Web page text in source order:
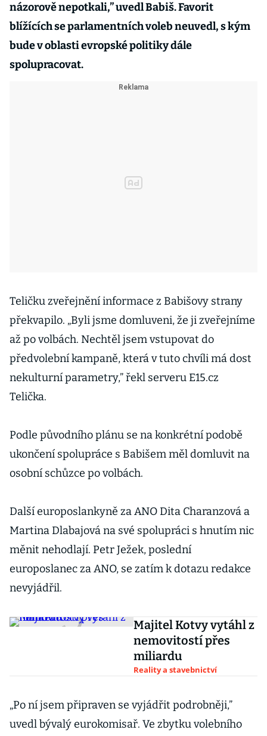
názorově nepotkali,” uvedl Babiš. Favorit
blížících se parlamentních voleb neuvedl, s kým
bude v oblasti evropské politiky dále
spolupracovat.
Teličku zveřejnění informace z Babišovy strany
překvapilo. „Byli jsme domluveni, že ji zveřejníme
až po volbách. Nechtěl jsem vstupovat do
předvolební kampaně, která v tuto chvíli má dost
nekulturní parametry,” řekl serveru E15.cz
Telička.
Podle původního plánu se na konkrétní podobě
ukončení spolupráce s Babišem měl domluvit na
osobní schůzce po volbách.
Další europoslankyně za ANO Dita Charanzová a
Martina Dlabajová na své spolupráci s hnutím nic
měnit nehodlají. Petr Ježek, poslední
europoslanec za ANO, se zatím k dotazu redakce
nevyjádřil.
Majitel Kotvy vytáhl z
nemovitostí přes
miliardu
Reality a stavebnictví
„Po ní jsem připraven se vyjádřit podrobněji,”
uvedl bývalý eurokomisař. Ve zbytku volebního